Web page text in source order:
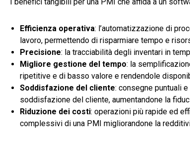
Efficienza operativa: l’automatizzazione di
lavoro, permettendo di risparmiare tempo e
Precisione: la tracciabilità degli inventari in
Migliore gestione del tempo: la
ripetitive e di basso valore e rendendole
Soddisfazione del cliente: consegne puntuali
soddisfazione del cliente, aumentandone la
Riduzione dei costi: operazioni più rapide ed
complessivi di una PMI migliorandone la